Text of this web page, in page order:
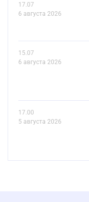
17.07
6 августа 2026
15.07
6 августа 2026
17.00
5 августа 2026